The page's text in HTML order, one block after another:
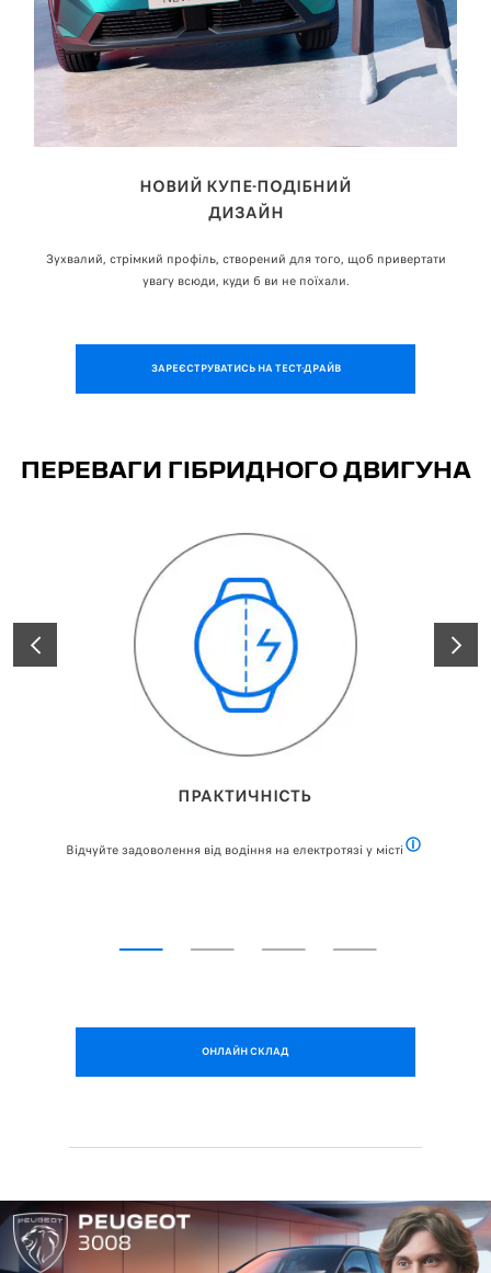
НОВИЙ КУПЕ-ПОДІБНИЙ
ДИЗАЙН
Зухвалий, стрімкий профіль, створений для того, щоб привертати
увагу всюди, куди б ви не поїхали.
ЗАРЕЄСТРУВАТИСЬ НА ТЕСТ-ДРАЙВ
ПЕРЕВАГИ ГІБРИДНОГО ДВИГУНА
ПОПЕРЕДНІЙ
ПРАКТИЧНІСТЬ
Відчуйте задоволення від водіння на електротязі у місті
ОНЛАЙН СКЛАД